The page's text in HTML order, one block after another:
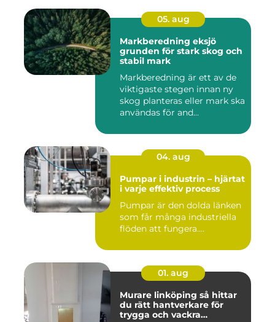
05. aug
Markberedning eksjö
grunden för stark skog och
stabil mark
Markberedning är ett av de
viktigaste stegen innan ny
skog planteras eller mark ska
användas för and...
04. aug
Pumpar i industrin – hjärtat
i varje effektiv process
Pumpar är den dolda länken
som får många industriella
flöden att fungera....
01. aug
Murare linköping så hittar
du rätt hantverkare för
trygga och vackra